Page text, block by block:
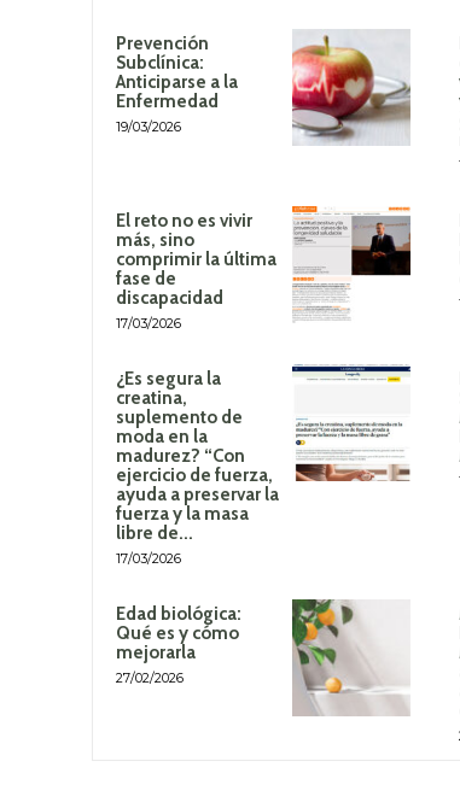
Prevención
Subclínica:
Anticiparse a la
Enfermedad
19/03/2026
El reto no es vivir
más, sino
comprimir la última
fase de
discapacidad
17/03/2026
¿Es segura la
creatina,
suplemento de
moda en la
madurez? “Con
ejercicio de fuerza,
ayuda a preservar la
fuerza y la masa
libre de...
17/03/2026
Edad biológica:
Qué es y cómo
mejorarla
27/02/2026